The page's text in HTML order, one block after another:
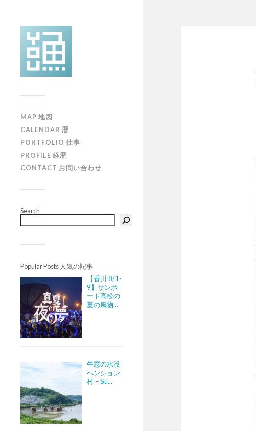
MAP 地図
CALENDAR 暦
PORTFOLIO 仕事
PROFILE 経歴
CONTACT お問い合わせ
Search
Popular Posts 人気の記事
【香川 8/1-
9】サンポ
ート高松の
夏の風物...
牛窓の水没
ペンション
村 – Su...